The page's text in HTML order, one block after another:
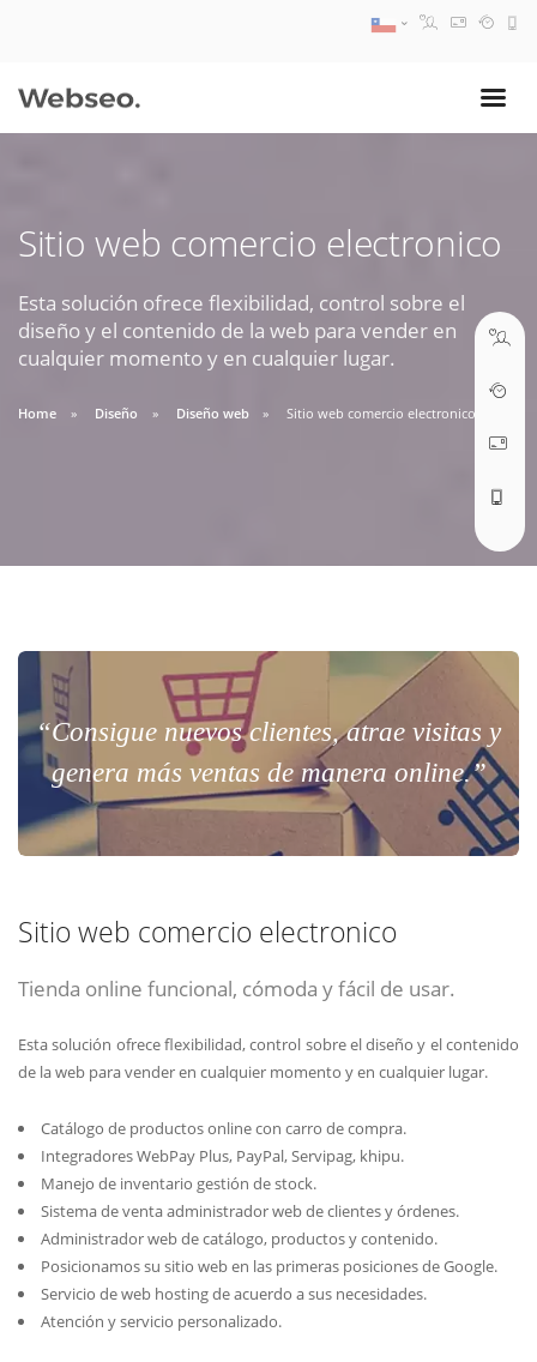
Sitio web comercio electronico
Esta solución ofrece flexibilidad, control sobre el
diseño y el contenido de la web para vender en
cualquier momento y en cualquier lugar.
Home Diseño Diseño web Sitio web comercio electronico
“Consigue nuevos clientes, atrae visitas y
genera más ventas de manera online.”
Sitio web comercio electronico
Tienda online funcional, cómoda y fácil de usar.
Esta solución ofrece flexibilidad, control sobre el diseño y el contenido
de la web para vender en cualquier momento y en cualquier lugar.
Catálogo de productos online con carro de compra.
Integradores WebPay Plus, PayPal, Servipag, khipu.
Manejo de inventario gestión de stock.
Sistema de venta administrador web de clientes y órdenes.
Administrador web de catálogo, productos y contenido.
Posicionamos su sitio web en las primeras posiciones de Google.
Servicio de web hosting de acuerdo a sus necesidades.
Atención y servicio personalizado.
09:30 AM A 18:30 PM
soporte@webseo.cl
ABRIR TICKET